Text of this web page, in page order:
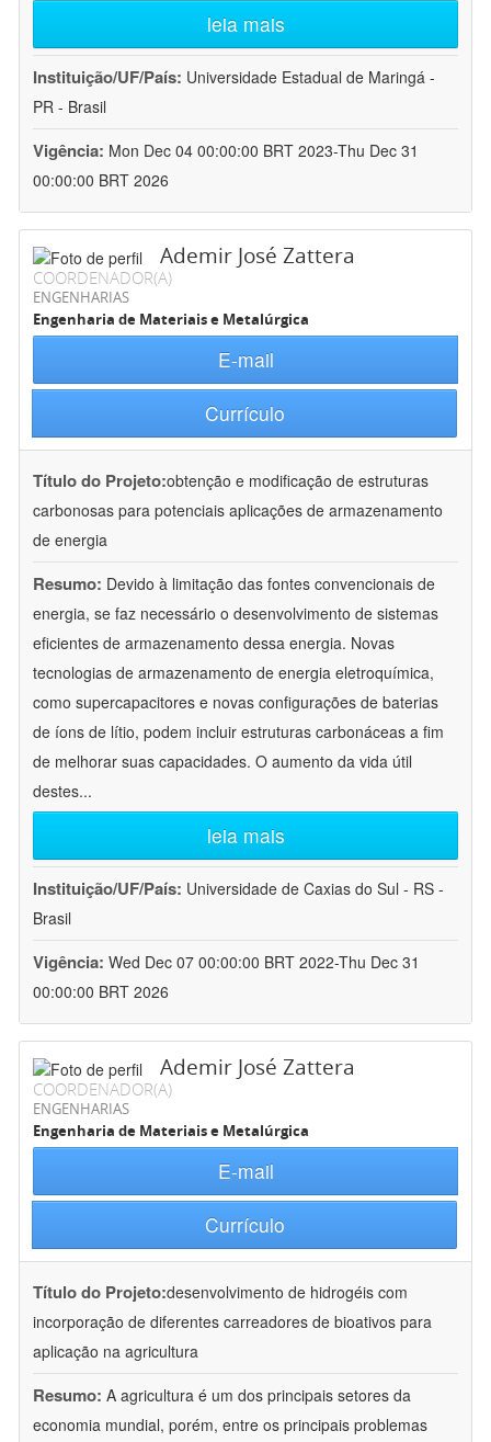
leia mais
Instituição/UF/País: Universidade Estadual de Maringá -
PR - Brasil
Vigência: Mon Dec 04 00:00:00 BRT 2023-Thu Dec 31
00:00:00 BRT 2026
Ademir José Zattera
COORDENADOR(A)
ENGENHARIAS
Engenharia de Materiais e Metalúrgica
E-mail
Currículo
Título do Projeto:obtenção e modificação de estruturas
carbonosas para potenciais aplicações de armazenamento
de energia
Resumo: Devido à limitação das fontes convencionais de
energia, se faz necessário o desenvolvimento de sistemas
eficientes de armazenamento dessa energia. Novas
tecnologias de armazenamento de energia eletroquímica,
como supercapacitores e novas configurações de baterias
de íons de lítio, podem incluir estruturas carbonáceas a fim
de melhorar suas capacidades. O aumento da vida útil
destes...
leia mais
Instituição/UF/País: Universidade de Caxias do Sul - RS -
Brasil
Vigência: Wed Dec 07 00:00:00 BRT 2022-Thu Dec 31
00:00:00 BRT 2026
Ademir José Zattera
COORDENADOR(A)
ENGENHARIAS
Engenharia de Materiais e Metalúrgica
E-mail
Currículo
Título do Projeto:desenvolvimento de hidrogéis com
incorporação de diferentes carreadores de bioativos para
aplicação na agricultura
Resumo: A agricultura é um dos principais setores da
economia mundial, porém, entre os principais problemas